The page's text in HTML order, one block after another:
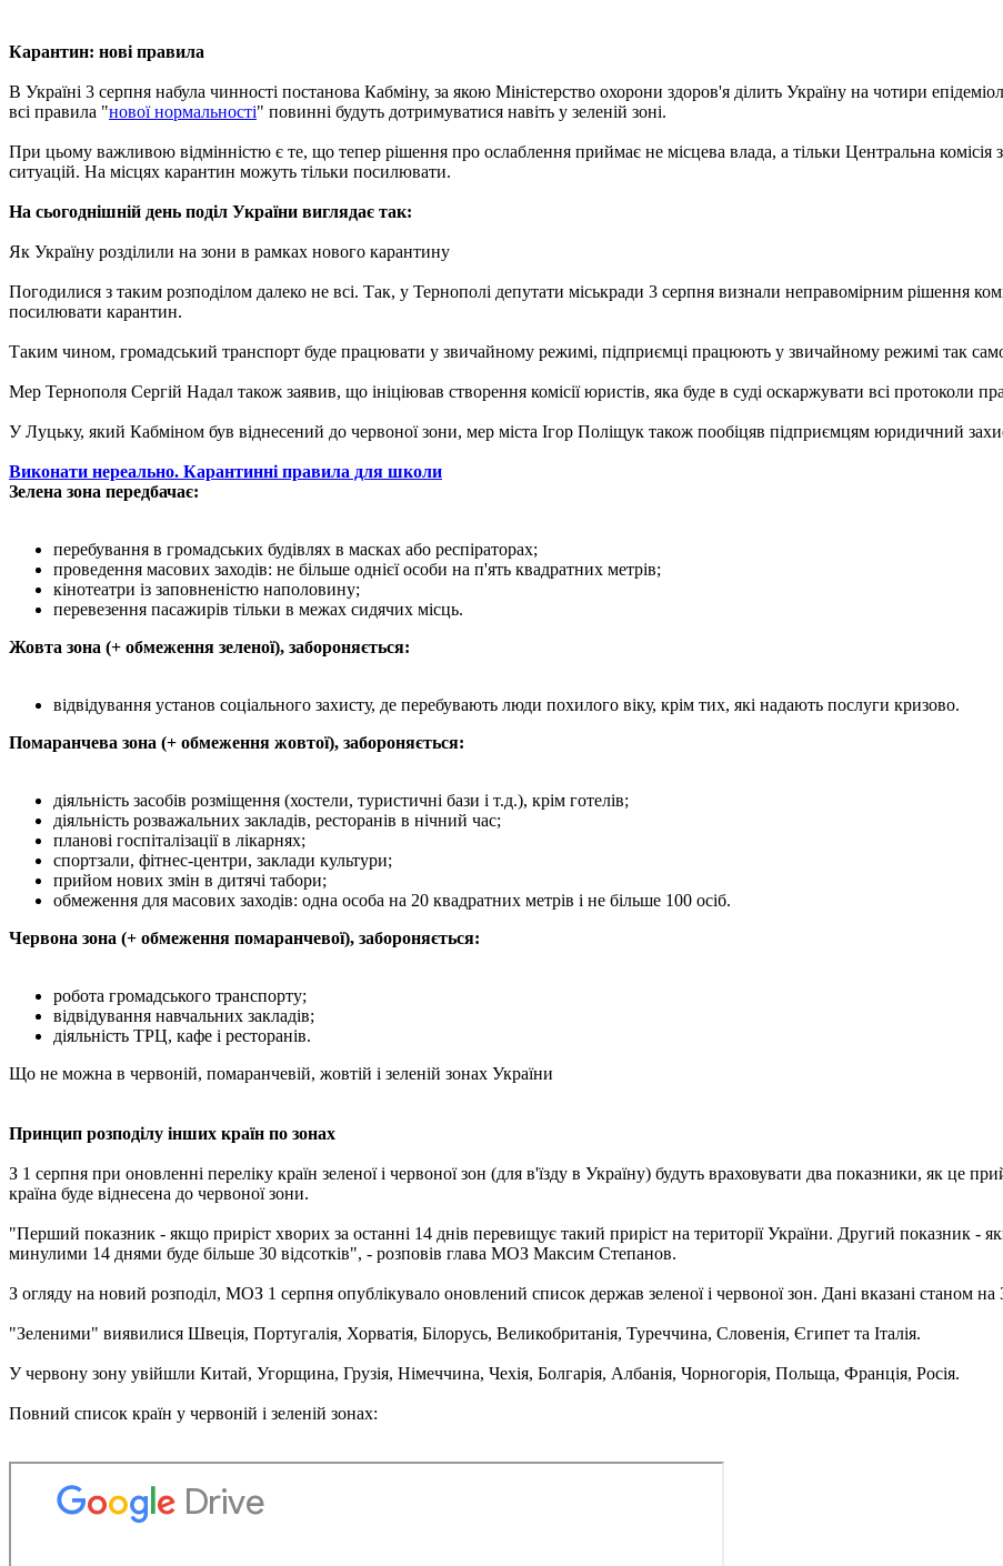
Карантин: нові правила
В Україні 3 серпня набула чинності постанова Кабміну, за якою Міністерство охорони здоров'я ділить Україну на чотири
всі правила "нової нормальності" повинні будуть дотримуватися навіть у зеленій зоні.
При цьому важливою відмінністю є те, що тепер рішення про ослаблення приймає не місцева влада, а тільки Центральна комісія
ситуацій. На місцях карантин можуть тільки посилювати.
На сьогоднішній день поділ України виглядає так:
Як Україну розділили на зони в рамках нового карантину
Погодилися з таким розподілом далеко не всі. Так, у Тернополі депутати міськради 3 серпня визнали неправомірним рішення
посилювати карантин.
Таким чином, громадський транспорт буде працювати у звичайному режимі, підприємці працюють у звичайному режимі так
Мер Тернополя Сергій Надал також заявив, що ініціював створення комісії юристів, яка буде в суді оскаржувати всі протоколи
У Луцьку, який Кабміном був віднесений до червоної зони, мер міста Ігор Поліщук також пообіцяв підприємцям юридичний
Виконати нереально. Карантинні правила для школи
Зелена зона передбачає:
перебування в громадських будівлях в масках або респіраторах;
проведення масових заходів: не більше однієї особи на п'ять квадратних метрів;
кінотеатри із заповненістю наполовину;
перевезення пасажирів тільки в межах сидячих місць.
Жовта зона (+ обмеження зеленої), забороняється:
відвідування установ соціального захисту, де перебувають люди похилого віку, крім тих, які надають послуги кризово.
Помаранчева зона (+ обмеження жовтої), забороняється:
діяльність засобів розміщення (хостели, туристичні бази і т.д.), крім готелів;
діяльність розважальних закладів, ресторанів в нічний час;
планові госпіталізації в лікарнях;
спортзали, фітнес-центри, заклади культури;
прийом нових змін в дитячі табори;
обмеження для масових заходів: одна особа на 20 квадратних метрів і не більше 100 осіб.
Червона зона (+ обмеження помаранчевої), забороняється:
робота громадського транспорту;
відвідування навчальних закладів;
діяльність ТРЦ, кафе і ресторанів.
Що не можна в червоній, помаранчевій, жовтій і зеленій зонах України
Принцип розподілу інших країн по зонах
З 1 серпня при оновленні переліку країн зеленої і червоної зон (для в'їзду в Україну) будуть враховувати два показники, як це
країна буде віднесена до червоної зони.
"Перший показник - якщо приріст хворих за останні 14 днів перевищує такий приріст на території України. Другий показник -
минулими 14 днями буде більше 30 відсотків", - розповів глава МОЗ Максим Степанов.
З огляду на новий розподіл, МОЗ 1 серпня опублікувало оновлений список держав зеленої і червоної зон. Дані вказані станом на
"Зеленими" виявилися Швеція, Португалія, Хорватія, Білорусь, Великобританія, Туреччина, Словенія, Єгипет та Італія.
У червону зону увійшли Китай, Угорщина, Грузія, Німеччина, Чехія, Болгарія, Албанія, Чорногорія, Польща, Франція, Росія.
Повний список країн у червоній і зеленій зонах: